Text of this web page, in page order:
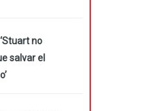
no
salvar el